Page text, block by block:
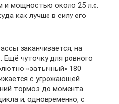
мощностью около 25 л.с.
как лучше в силу его
заканчивается, на
Ещё чуточку для ровного
«затычный» 180-
с угрожающей
тормоз до момента
и, одновременно, с